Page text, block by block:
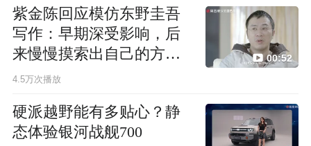
紫金陈回应模仿东野圭吾
写作：早期深受影响，后
来慢慢摸索出自己的方法
论
4.5万次播放
00:52
硬派越野能有多贴心？静
态体验银河战舰700